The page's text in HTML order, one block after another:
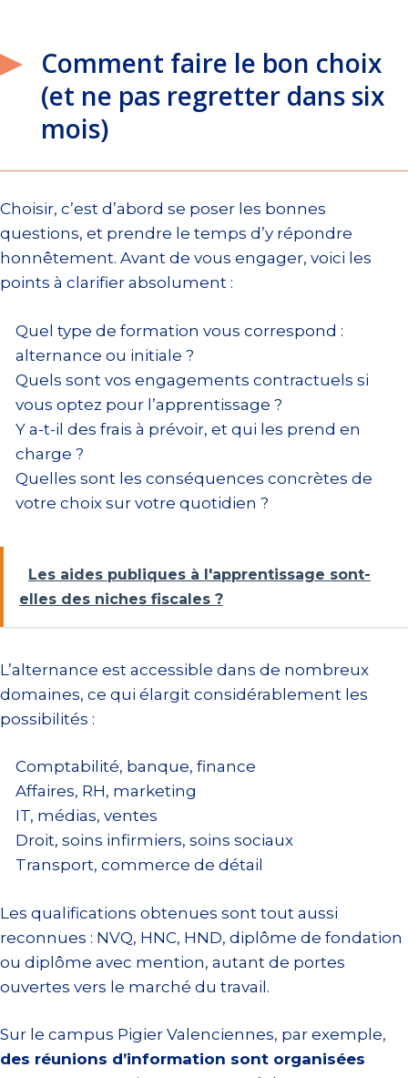
Comment faire le bon choix
(et ne pas regretter dans six
mois)
Choisir, c’est d’abord se poser les bonnes
questions, et prendre le temps d’y répondre
honnêtement. Avant de vous engager, voici les
points à clarifier absolument :
Quel type de formation vous correspond :
alternance ou initiale ?
Quels sont vos engagements contractuels si
vous optez pour l’apprentissage ?
Y a-t-il des frais à prévoir, et qui les prend en
charge ?
Quelles sont les conséquences concrètes de
votre choix sur votre quotidien ?
Les aides publiques à l'apprentissage sont-
elles des niches fiscales ?
L’alternance est accessible dans de nombreux
domaines, ce qui élargit considérablement les
possibilités :
Comptabilité, banque, finance
Affaires, RH, marketing
IT, médias, ventes
Droit, soins infirmiers, soins sociaux
Transport, commerce de détail
Les qualifications obtenues sont tout aussi
reconnues : NVQ, HNC, HND, diplôme de fondation
ou diplôme avec mention, autant de portes
ouvertes vers le marché du travail.
Sur le campus Pigier Valenciennes, par exemple,
des réunions d’information sont organisées